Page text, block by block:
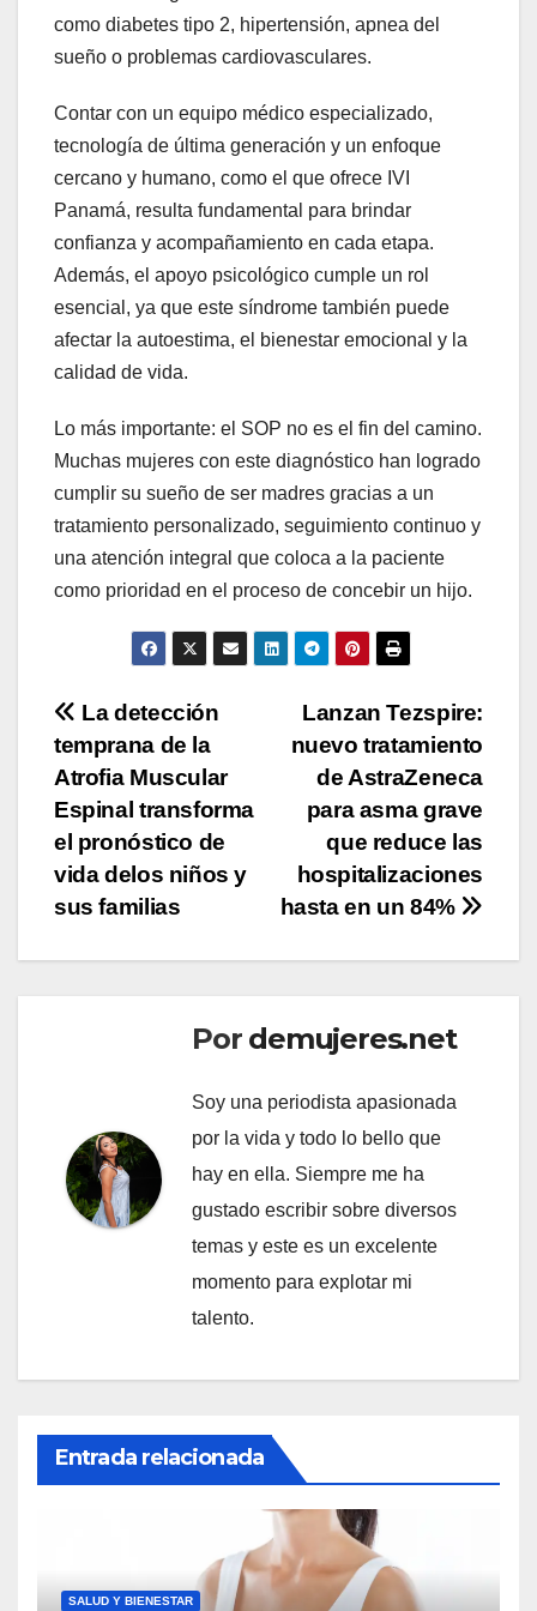
como diabetes tipo 2, hipertensión, apnea del
sueño o problemas cardiovasculares.
Contar con un equipo médico especializado,
tecnología de última generación y un enfoque
cercano y humano, como el que ofrece IVI
Panamá, resulta fundamental para brindar
confianza y acompañamiento en cada etapa.
Además, el apoyo psicológico cumple un rol
esencial, ya que este síndrome también puede
afectar la autoestima, el bienestar emocional y la
calidad de vida.
Lo más importante: el SOP no es el fin del camino.
Muchas mujeres con este diagnóstico han logrado
cumplir su sueño de ser madres gracias a un
tratamiento personalizado, seguimiento continuo y
una atención integral que coloca a la paciente
como prioridad en el proceso de concebir un hijo.
Navegación
de
entradas
Lanzan Tezspire:
nuevo tratamiento
de AstraZeneca
para asma grave
que reduce las
hospitalizaciones
hasta en un 84%
La detección
temprana de la
Atrofia Muscular
Espinal transforma
el pronóstico de
vida delos niños y
sus familias
Por demujeres.net
Soy una periodista apasionada
por la vida y todo lo bello que
hay en ella. Siempre me ha
gustado escribir sobre diversos
temas y este es un excelente
momento para explotar mi
talento.
Entrada relacionada
SALUD Y BIENESTAR